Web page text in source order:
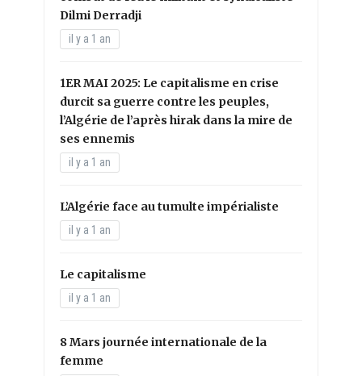
Dilmi Derradji
il y a 1 an
1ER MAI 2025: Le capitalisme en crise
durcit sa guerre contre les peuples,
l’Algérie de l’après hirak dans la mire de
ses ennemis
il y a 1 an
L’Algérie face au tumulte impérialiste
il y a 1 an
Le capitalisme
il y a 1 an
8 Mars journée internationale de la
femme